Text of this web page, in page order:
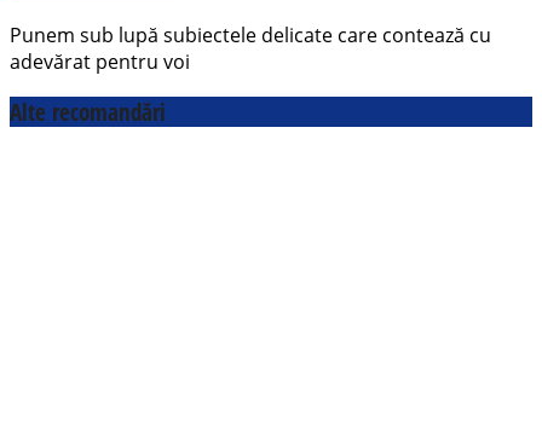
Punem sub lupă subiectele delicate care contează cu
adevărat pentru voi
Alte recomandări